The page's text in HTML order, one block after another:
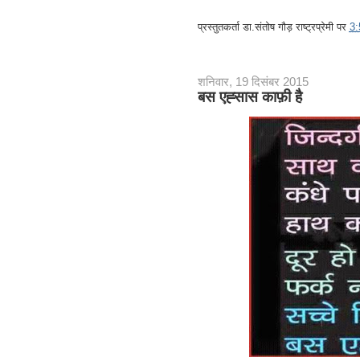
प्रस्तुतकर्ताडा.संतोष गौड़ राष्ट्रप्रेमी पर
शनिवार, 19 दिसंबर 2015
बस एह्सास काफ़ी है